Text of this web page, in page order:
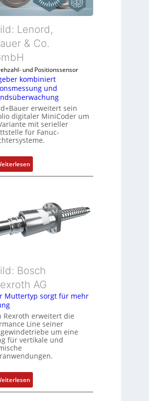
i
i
e
r
n
e
n
s
p
b
e
r
r
y
i
e
r
o
m
n
i
e
r
t
P
o
t
s
m
e
n
u
d
Z
u
t
a
n
d
Lenord,
& Co.
und Positionssensor
kombiniert
und
erweitert sein
digitaler MiniCoder um
mit serieller
für Fanuc-
:
D
g
e
b
k
m
b
n
i
e
P
o
s
Bosch
AG
Muttertyp sorgt für mehr
Rexroth erweitert die
Line seiner
um eine
für vertikale und
:
N